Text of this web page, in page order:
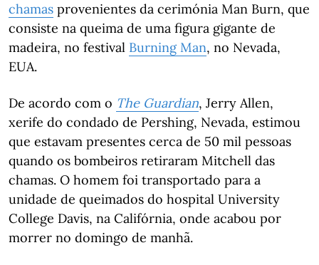
chamas provenientes da cerimónia Man Burn, que
consiste na queima de uma figura gigante de
madeira, no festival Burning Man, no Nevada,
EUA.
De acordo com o The Guardian, Jerry Allen,
xerife do condado de Pershing, Nevada, estimou
que estavam presentes cerca de 50 mil pessoas
quando os bombeiros retiraram Mitchell das
chamas. O homem foi transportado para a
unidade de queimados do hospital University
College Davis, na Califórnia, onde acabou por
morrer no domingo de manhã.